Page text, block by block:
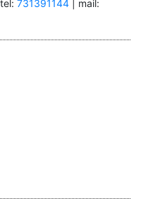
731391144 | mail: